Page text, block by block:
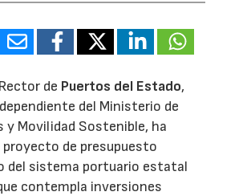
de Puertos del Estado,
del Ministerio de
y Movilidad Sostenible, ha
proyecto de presupuesto
del sistema portuario estatal
contempla inversiones